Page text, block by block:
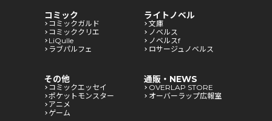
コミック
コミックガルド
コミッククリエ
LiQulle
ラブパルフェ
ライトノベル
文庫
ノベルス
ノベルスf
ロサージュノベルス
その他
コミックエッセイ
ポケットモンスター
アニメ
ゲーム
通販・NEWS
OVERLAP STORE
オーバーラップ広報室